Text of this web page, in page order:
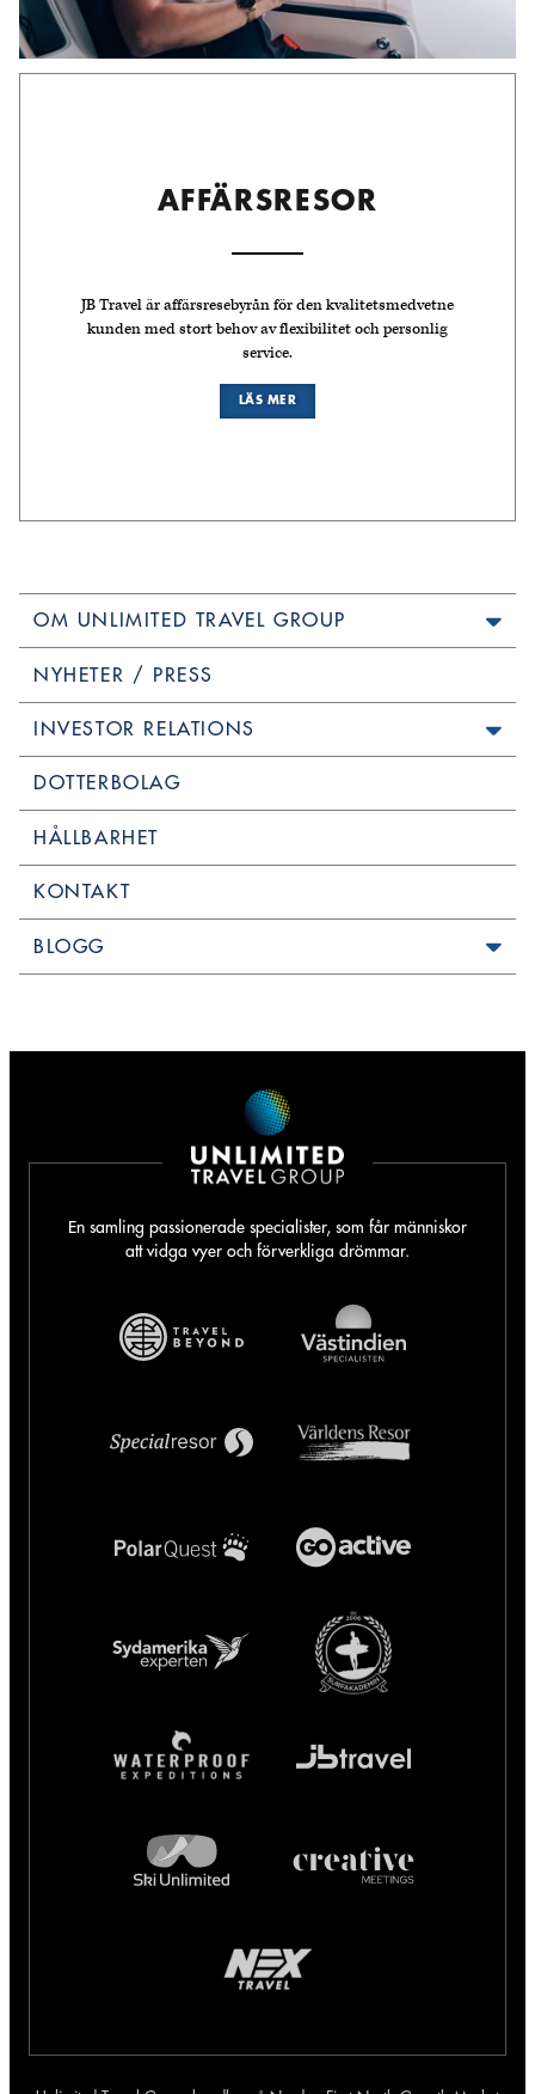
AFFÄRSRESOR
JB Travel är affärsresebyrån för den kvalitetsmedvetne
kunden med stort behov av flexibilitet och personlig
service.
LÄS MER
OM UNLIMITED TRAVEL GROUP
NYHETER / PRESS
INVESTOR RELATIONS
DOTTERBOLAG
HÅLLBARHET
KONTAKT
BLOGG
En samling passionerade specialister, som får människor
att vidga vyer och förverkliga drömmar.